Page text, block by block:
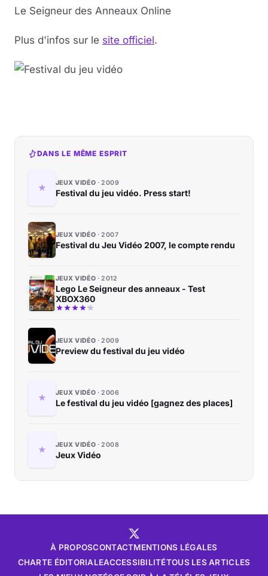
Le Seigneur des Anneaux Online
Plus d'infos sur le site officiel.
DANS LE MÊME ESPRIT
JEUX VIDÉO 2009
Festival du jeu vidéo. Press start!
JEUX VIDÉO 2007
Festival du Jeu Vidéo 2007, le compte rendu
JEUX VIDÉO 2012
Lego Le Seigneur des anneaux - Test
XBOX360
JEUX VIDÉO 2009
Preview du festival du jeu vidéo
JEUX VIDÉO 2006
Le festival du jeu vidéo [gagnez des places]
JEUX VIDÉO 2008
Jeux Vidéo
À PROPOSCONTACTMENTIONS LÉGALES
CHARTE ÉDITORIALEACCESSIBILITÉTOUS LES ARTICLES